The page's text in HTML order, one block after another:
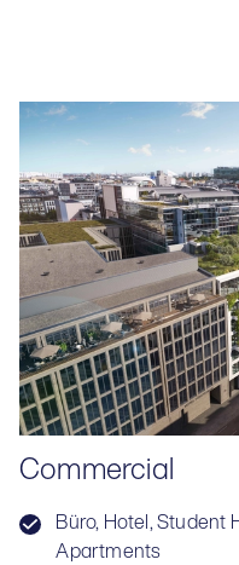
Commercial
Büro, Hotel, Student
Apartments